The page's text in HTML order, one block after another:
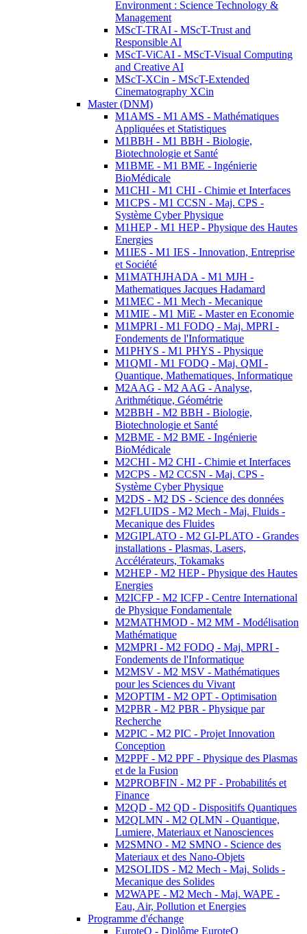
Environment : Science Technology &
Management
MScT-TRAI - MScT-Trust and
Responsible AI
MScT-ViCAI - MScT-Visual Computing
and Creative AI
MScT-XCin - MScT-Extended
Cinematography XCin
Master (DNM)
M1AMS - M1 AMS - Mathématiques
Appliquées et Statistiques
M1BBH - M1 BBH - Biologie,
Biotechnologie et Santé
M1BME - M1 BME - Ingénierie
BioMédicale
M1CHI - M1 CHI - Chimie et Interfaces
M1CPS - M1 CCSN - Maj. CPS -
Système Cyber Physique
M1HEP - M1 HEP - Physique des Hautes
Energies
M1IES - M1 IES - Innovation, Entreprise
et Société
M1MATHJHADA - M1 MJH -
Mathematiques Jacques Hadamard
M1MEC - M1 Mech - Mecanique
M1MIE - M1 MiE - Master en Economie
M1MPRI - M1 FODQ - Maj. MPRI -
Fondements de l'Informatique
M1PHYS - M1 PHYS - Physique
M1QMI - M1 FODQ - Maj. QMI -
Quantique, Mathematiques, Informatique
M2AAG - M2 AAG - Analyse,
Arithmétique, Géométrie
M2BBH - M2 BBH - Biologie,
Biotechnologie et Santé
M2BME - M2 BME - Ingénierie
BioMédicale
M2CHI - M2 CHI - Chimie et Interfaces
M2CPS - M2 CCSN - Maj. CPS -
Système Cyber Physique
M2DS - M2 DS - Science des données
M2FLUIDS - M2 Mech - Maj. Fluids -
Mecanique des Fluides
M2GIPLATO - M2 GI-PLATO - Grandes
installations - Plasmas, Lasers,
Accélérateurs, Tokamaks
M2HEP - M2 HEP - Physique des Hautes
Energies
M2ICFP - M2 ICFP - Centre International
de Physique Fondamentale
M2MATHMOD - M2 MM - Modélisation
Mathématique
M2MPRI - M2 FODQ - Maj. MPRI -
Fondements de l'Informatique
M2MSV - M2 MSV - Mathématiques
pour les Sciences du Vivant
M2OPTIM - M2 OPT - Optimisation
M2PBR - M2 PBR - Physique par
Recherche
M2PIC - M2 PIC - Projet Innovation
Conception
M2PPF - M2 PPF - Physique des Plasmas
et de la Fusion
M2PROBFIN - M2 PF - Probabilités et
Finance
M2QD - M2 QD - Dispositifs Quantiques
M2QLMN - M2 QLMN - Quantique,
Lumiere, Materiaux et Nanosciences
M2SMNO - M2 SMNO - Science des
Materiaux et des Nano-Objets
M2SOLIDS - M2 Mech - Maj. Solids -
Mecanique des Solides
M2WAPE - M2 Mech - Maj. WAPE -
Eau, Air, Pollution et Energies
Programme d'échange
EuroteQ - Diplôme EuroteQ